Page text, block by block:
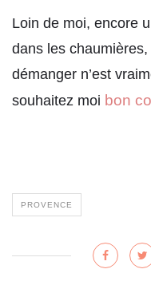
Loin de moi, encore
dans les
démanger n’est
souhaitez moi bon
PROVENCE